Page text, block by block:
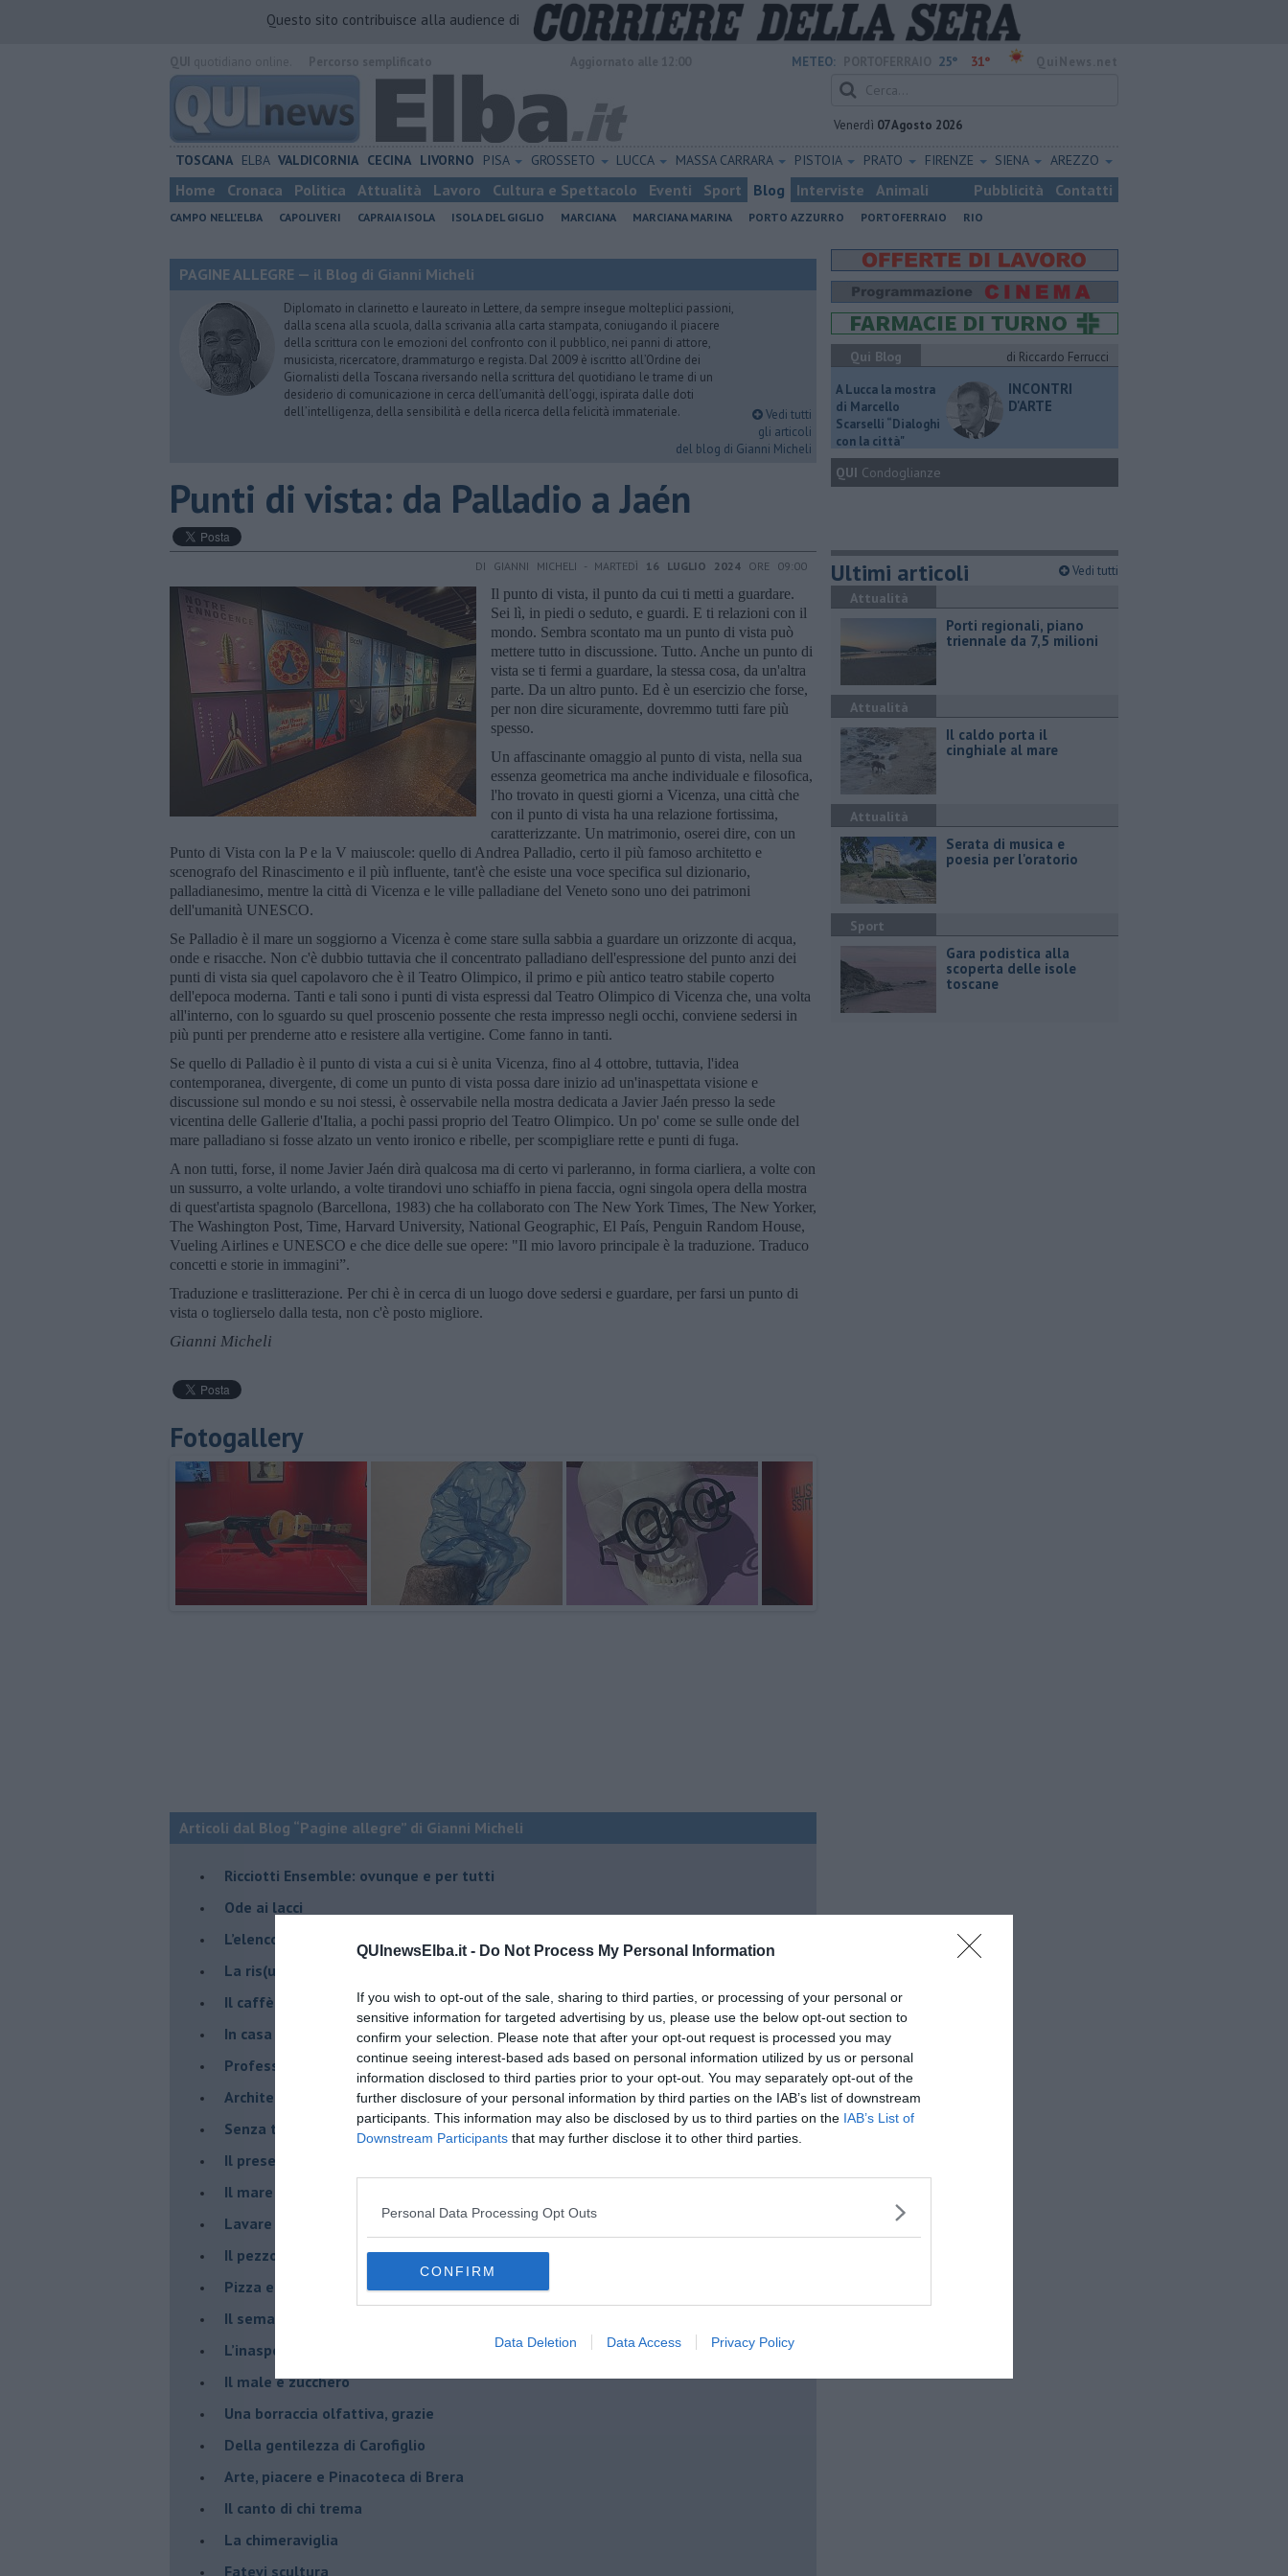
QUInewsElba.it - Do Not Process My Personal Information
If you wish to opt-out of the sale, sharing to third parties, or processing of your personal or
sensitive information for targeted advertising by us, please use the below opt-out section to
confirm your selection. Please note that after your opt-out request is processed you may
continue seeing interest-based ads based on personal information utilized by us or personal
information disclosed to third parties prior to your opt-out. You may separately opt-out of the
further disclosure of your personal information by third parties on the IAB’s list of downstream
participants. This information may also be disclosed by us to third parties on the IAB’s List of
Downstream Participants that may further disclose it to other third parties.
Personal Data Processing Opt Outs
CONFIRM
Data Deletion Data Access Privacy Policy
Questo sito contribuisce alla audience di
METEO: 25° 31°
Venerdì 07 Agosto 2026
TOSCANA ELBA VALDICORNIA CECINA LIVORNO PISA GROSSETO LUCCA MASSA CARRARA PISTOIA PRATO FIRENZE SIENA AREZZO
Home Cronaca Politica Attualità Lavoro Cultura e Spettacolo Eventi Sport Blog Interviste Animali Pubblicità Contatti
CAMPO NELL'ELBA CAPOLIVERI CAPRAIA ISOLA ISOLA DEL GIGLIO MARCIANA MARCIANA MARINA PORTO AZZURRO PORTOFERRAIO RIO
PAGINE ALLEGRE — il Blog di Gianni Micheli
Diplomato in clarinetto e laureato in Lettere, da sempre insegue molteplici passioni,
dalla scena alla scuola, dalla scrivania alla carta stampata, coniugando il piacere
della scrittura con le emozioni del confronto con il pubblico, nei panni di attore,
musicista, ricercatore, drammaturgo e regista. Dal 2009 è iscritto all’Ordine dei
Giornalisti della Toscana riversando nella scrittura del quotidiano le trame di un
desiderio di comunicazione in cerca dell’umanità dell’oggi, ispirata dalle doti
dell’intelligenza, della sensibilità e della ricerca della felicità immateriale.
Vedi tutti
gli articoli
del blog di Gianni Micheli
Punti di vista: da Palladio a Jaén
DI GIANNI MICHELI - MARTEDÌ 16 LUGLIO 2024 ORE 09:00
Il punto di vista, il punto da cui ti metti a guardare.
Sei lì, in piedi o seduto, e guardi. E ti relazioni con il
mondo. Sembra scontato ma un punto di vista può
mettere tutto in discussione. Tutto. Anche un punto di
vista se ti fermi a guardare, la stessa cosa, da un'altra
parte. Da un altro punto. Ed è un esercizio che forse,
per non dire sicuramente, dovremmo tutti fare più
spesso.
Un affascinante omaggio al punto di vista, nella sua
essenza geometrica ma anche individuale e filosofica,
l'ho trovato in questi giorni a Vicenza, una città che
con il punto di vista ha una relazione fortissima,
caratterizzante. Un matrimonio, oserei dire, con un
Punto di Vista con la P e la V maiuscole: quello di Andrea Palladio, certo il più famoso architetto e
scenografo del Rinascimento e il più influente, tant'è che esiste una voce specifica sul dizionario,
palladianesimo, mentre la città di Vicenza e le ville palladiane del Veneto sono uno dei patrimoni
dell'umanità UNESCO.
Se Palladio è il mare un soggiorno a Vicenza è come stare sulla sabbia a guardare un orizzonte di acqua,
onde e risacche. Non c'è dubbio tuttavia che il concentrato palladiano dell'espressione del punto anzi dei
punti di vista sia quel capolavoro che è il Teatro Olimpico, il primo e più antico teatro stabile coperto
dell'epoca moderna. Tanti e tali sono i punti di vista espressi dal Teatro Olimpico di Vicenza che, una volta
all'interno, con lo sguardo su quel proscenio possente che resta impresso negli occhi, conviene sedersi in
più punti per prenderne atto e resistere alla vertigine. Come fanno in tanti.
Se quello di Palladio è il punto di vista a cui si è unita Vicenza, fino al 4 ottobre, tuttavia, l'idea
contemporanea, divergente, di come un punto di vista possa dare inizio ad un'inaspettata visione e
discussione sul mondo e su noi stessi, è osservabile nella mostra dedicata a Javier Jaén presso la sede
vicentina delle Gallerie d'Italia, a pochi passi proprio del Teatro Olimpico. Un po' come se sulle onde del
mare palladiano si fosse alzato un vento ironico e ribelle, per scompigliare rette e punti di fuga.
A non tutti, forse, il nome Javier Jaén dirà qualcosa ma di certo vi parleranno, in forma ciarliera, a volte con
un sussurro, a volte urlando, a volte tirandovi uno schiaffo in piena faccia, ogni singola opera della mostra
di quest'artista spagnolo (Barcellona, 1983) che ha collaborato con The New York Times, The New Yorker,
The Washington Post, Time, Harvard University, National Geographic, El País, Penguin Random House,
Vueling Airlines e UNESCO e che dice delle sue opere: "Il mio lavoro principale è la traduzione. Traduco
concetti e storie in immagini”.
Traduzione e traslitterazione. Per chi è in cerca di un luogo dove sedersi e guardare, per farsi un punto di
vista o toglierselo dalla testa, non c'è posto migliore.
Gianni Micheli
Fotogallery
Articoli dal Blog “Pagine allegre” di Gianni Micheli
​Ricciotti Ensemble: ovunque e per tutti
Ode ai lacci
​L’elenco telefonico
​La ris(u)onanza
​Il caffè Mattia Moreni
​In casa ho una macchina del tempo
Professione: reporter
Architettura che abbaglia
​Senza tasche, un po’ come me
​Il presepe di San Martino
​Il mare d’autunno
​Lavare la coscienza
​Il pezzo di legno
​Pizza e birra
​Il semaforo rosso
​L’inaspettato
​Il male è zucchero
​Una borraccia olfattiva, grazie
​Della gentilezza di Carofiglio
Arte, piacere e Pinacoteca di Brera
​Il canto di chi trema
La chimeraviglia
​Fatevi scultura
Qui Blog
di Riccardo Ferrucci
A Lucca la mostra
di Marcello
Scarselli “Dialoghi
con la città"
INCONTRI
D'ARTE
QUI Condoglianze
Ultimi articoli Vedi tutti
Attualità
Porti regionali, piano
triennale da 7,5 milioni
Attualità
Il caldo porta il
cinghiale al mare
Attualità
Serata di musica e
poesia per l'oratorio
Sport
Gara podistica alla
scoperta delle isole
toscane